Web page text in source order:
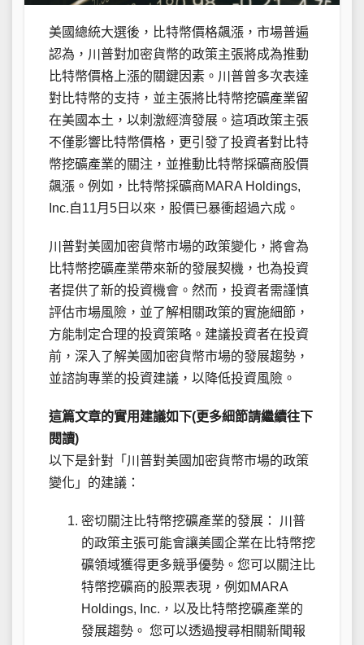
美國總統大選後，比特幣價格飆漲，市場普遍
認為，川普對加密貨幣的政策主張將成為推動
比特幣價格上漲的關鍵因素。川普曾多次表達
對比特幣的支持，並主張將比特幣挖礦產業留
在美國本土，以刺激經濟發展。這項政策主張
不僅影響比特幣價格，更引發了投資者對比特
幣挖礦產業的關注，並推動比特幣採礦商股價
飆漲。例如，比特幣採礦商MARA Holdings,
Inc.自11月5日以來，股價已暴衝超過六成。
川普對美國加密貨幣市場的政策變化，將會為
比特幣挖礦產業帶來新的發展契機，也為投資
者提供了新的投資機會。然而，投資者需謹慎
評估市場風險，並了解相關政策的實施細節，
方能制定合理的投資策略。建議投資者在投資
前，深入了解美國加密貨幣市場的發展趨勢，
並諮詢專業的投資建議，以降低投資風險。
這篇文章的實用建議如下(更多細節請繼續往下
閱讀)
以下是針對「川普對美國加密貨幣市場的政策
變化」的建議：
密切關注比特幣挖礦產業的發展： 川普
的政策主張可能會讓美國企業在比特幣挖
礦領域獲得更多競爭優勢。您可以關注比
特幣挖礦商的股票表現，例如MARA
Holdings, Inc.，以及比特幣挖礦產業的
發展趨勢。 您可以透過搜尋相關新聞報